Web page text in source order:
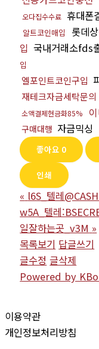
오다집수수료 휴대폰
알트코인매입 롯데
입 국내거래소fds
입
엘포인트코인구입
재테크자금세탁문의
소액결제현금화85%
구매대행 자금믹싱
좋아요 0
인쇄
« l6S_텔레
w5A_텔레
일잘하는곳_v3M »
목록보기 답글쓰기
글수정 글삭제
Powered by
이용약관
개인정보처리방침